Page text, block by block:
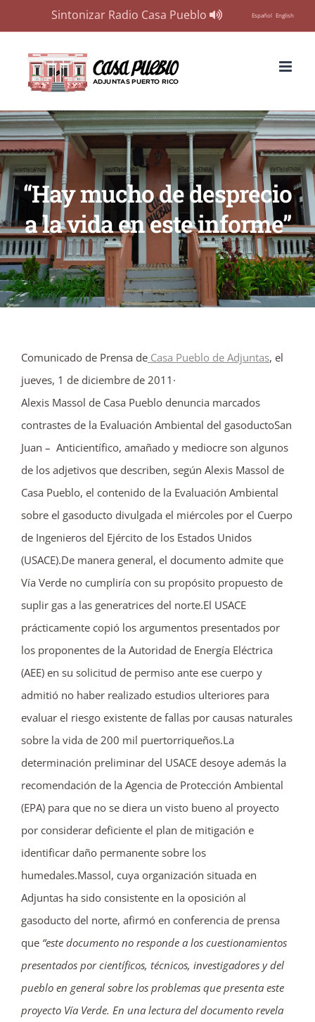
Sintonizar Radio Casa Pueblo Español English
content
“Hay mucho de desprecio
a la vida en este informe”
Comunicado de Prensa de Casa Pueblo de Adjuntas, el
jueves, 1 de diciembre de 2011·
Alexis Massol de Casa Pueblo denuncia marcados
contrastes de la Evaluación Ambiental del gasoductoSan
Juan – Anticientífico, amañado y mediocre son algunos
de los adjetivos que describen, según Alexis Massol de
Casa Pueblo, el contenido de la Evaluación Ambiental
sobre el gasoducto divulgada el miércoles por el Cuerpo
de Ingenieros del Ejército de los Estados Unidos
(USACE).De manera general, el documento admite que
Vía Verde no cumpliría con su propósito propuesto de
suplir gas a las generatrices del norte.El USACE
prácticamente copió los argumentos presentados por
los proponentes de la Autoridad de Energía Eléctrica
(AEE) en su solicitud de permiso ante ese cuerpo y
admitió no haber realizado estudios ulteriores para
evaluar el riesgo existente de fallas por causas naturales
sobre la vida de 200 mil puertorriqueños.La
determinación preliminar del USACE desoye además la
recomendación de la Agencia de Protección Ambiental
(EPA) para que no se diera un visto bueno al proyecto
por considerar deficiente el plan de mitigación e
identificar daño permanente sobre los
humedales.Massol, cuya organización situada en
Adjuntas ha sido consistente en la oposición al
gasoducto del norte, afirmó en conferencia de prensa
que “este documento no responde a los cuestionamientos
presentados por científicos, técnicos, investigadores y del
pueblo en general sobre los problemas que presenta este
proyecto Vía Verde. En una lectura del documento revela